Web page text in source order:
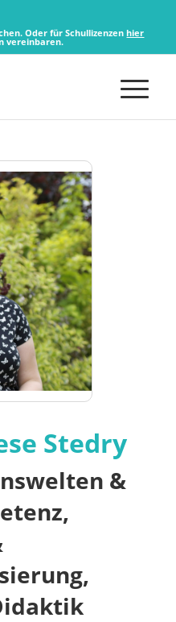
Oder für Schullizenzenhier
vereinbaren.
Stedry
&